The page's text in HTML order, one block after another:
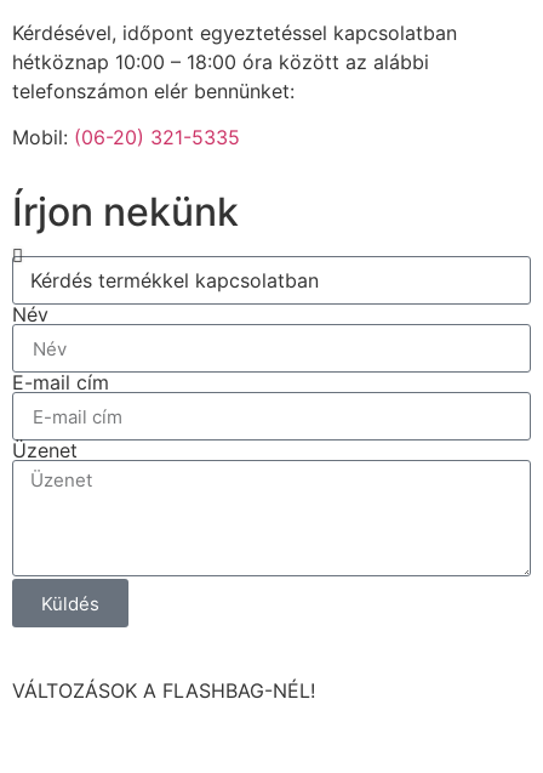
Kérdésével, időpont egyeztetéssel kapcsolatban
hétköznap 10:00 – 18:00 óra között az alábbi
telefonszámon elér bennünket:
Mobil: (06-20) 321-5335
Írjon nekünk
Név
E-mail cím
Üzenet
Küldés
VÁLTOZÁSOK A FLASHBAG-NÉL!